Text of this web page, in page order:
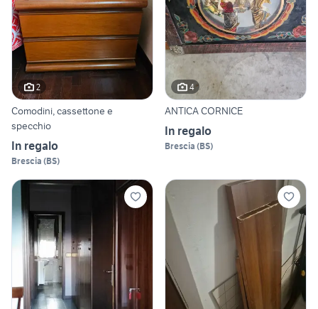
2
Comodini, cassettone e
specchio
In regalo
Brescia (BS)
4
ANTICA CORNICE
In regalo
Brescia (BS)